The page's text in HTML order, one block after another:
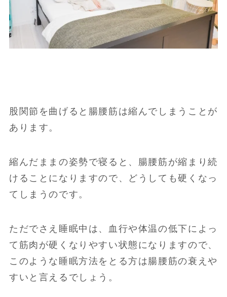
股関節を曲げると腸腰筋は縮んでしまうことが
あります。
縮んだままの姿勢で寝ると、腸腰筋が縮まり続
けることになりますので、どうしても硬くなっ
てしまうのです。
ただでさえ睡眠中は、血行や体温の低下によっ
て筋肉が硬くなりやすい状態になりますので、
このような睡眠方法をとる方は腸腰筋の衰えや
すいと言えるでしょう。